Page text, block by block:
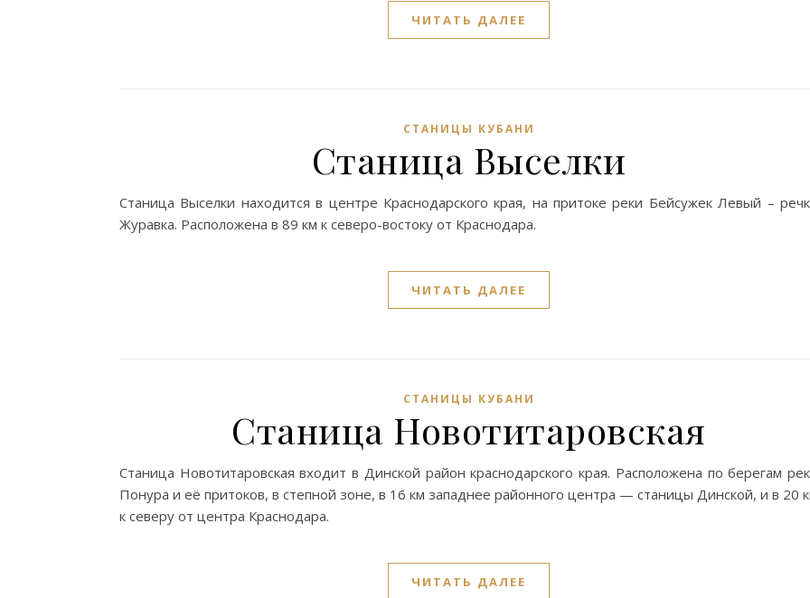
ЧИТАТЬ ДАЛЕЕ
СТАНИЦЫ КУБАНИ
Станица Выселки
Станица Выселки находится в центре Краснодарского края, на притоке реки Бейсужек Левый –
Журавка. Расположена в 89 км к северо-востоку от Краснодара.
ЧИТАТЬ ДАЛЕЕ
СТАНИЦЫ КУБАНИ
Станица Новотитаровская
Станица Новотитаровская входит в Динской район краснодарского края. Расположена по берегам
Понура и её притоков, в степной зоне, в 16 км западнее районного центра — станицы Динской, и в 20
к северу от центра Краснодара.
ЧИТАТЬ ДАЛЕЕ